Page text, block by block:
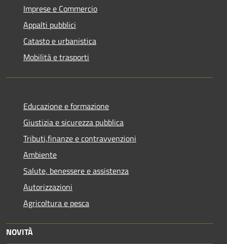
Imprese e Commercio
Appalti pubblici
Catasto e urbanistica
Mobilità e trasporti
Educazione e formazione
Giustizia e sicurezza pubblica
Tributi,finanze e contravvenzioni
Ambiente
Salute, benessere e assistenza
Autorizzazioni
Agricoltura e pesca
NOVITÀ